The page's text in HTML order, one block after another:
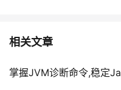
相关文章
掌握JVM诊断命令,稳定